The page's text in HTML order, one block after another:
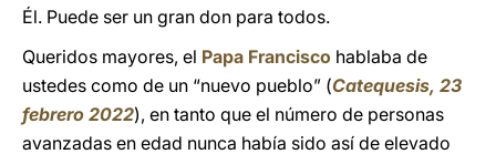
Él. Puede ser un gran don para todos.
Queridos mayores, el Papa Francisco hablaba de
ustedes como de un “nuevo pueblo” (Catequesis, 23
febrero 2022), en tanto que el número de personas
avanzadas en edad nunca había sido así de elevado